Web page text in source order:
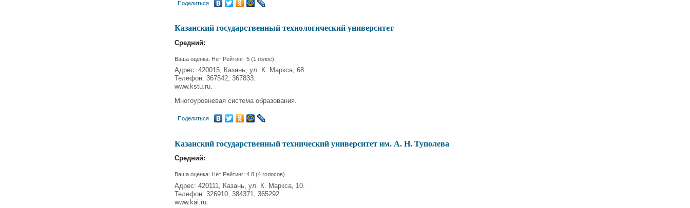
Поделиться
Казанский государственный технологический университет
Средний:
Ваша оценка: Нет Рейтинг:5 (1 голос)
Адрес: 420015, Казань, ул. К. Маркса, 68.
Телефон: 367542, 367833.
www.kstu.ru.
Многоуровневая система образования.
Поделиться
Казанский государственный технический университет им. А. Н. Туполева
Средний:
Ваша оценка: Нет Рейтинг:4.8 (4 голосов)
Адрес: 420111, Казань, ул. К. Маркса, 10.
Телефон: 326910, 384371, 365292.
www.kai.ru.